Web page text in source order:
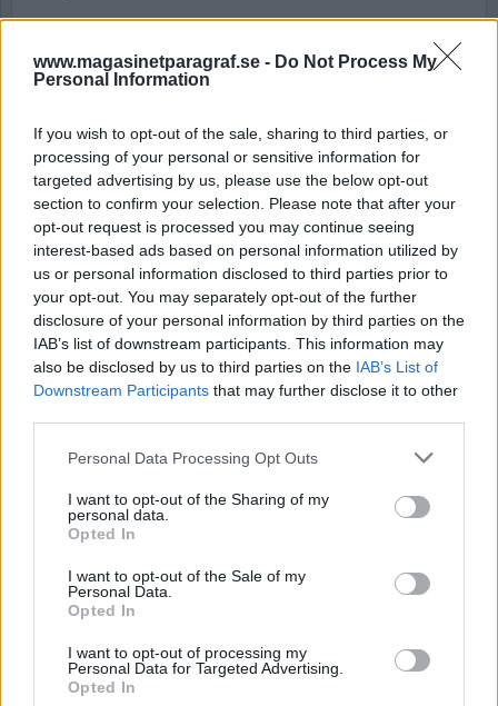
www.magasinetparagraf.se - Do Not Process My
Personal Information
If you wish to opt-out of the sale, sharing to third parties, or
processing of your personal or sensitive information for
targeted advertising by us, please use the below opt-out
section to confirm your selection. Please note that after your
opt-out request is processed you may continue seeing
interest-based ads based on personal information utilized by
us or personal information disclosed to third parties prior to
your opt-out. You may separately opt-out of the further
disclosure of your personal information by third parties on the
IAB’s list of downstream participants. This information may
also be disclosed by us to third parties on the IAB’s List of
Downstream Participants that may further disclose it to other
Personal Data Processing Opt Outs
I want to opt-out of the Sharing of my
personal data.
Opted In
I want to opt-out of the Sale of my
Personal Data.
Opted In
I want to opt-out of processing my
Personal Data for Targeted Advertising.
Opted In
menar att ett ord som är värdeladdat för mig
kanske inte betyder något för en annan person
problematik som kan skapa konflikter.
Sedan är det väl så att en ordväxling där ord står
mot ord kan avslutas, det är något vi alla måste ...
Börja prenumerera för att läsa detta innehåll.
Starta din prenumerationhär
Eller logga in på ditt konto nedan:
Username or E-mail
Password
Remember Me